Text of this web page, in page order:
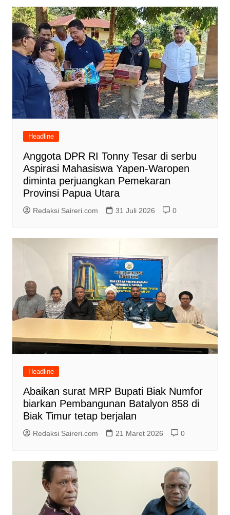
Headline
Anggota DPR RI Tonny Tesar di serbu
Aspirasi Mahasiswa Yapen-Waropen
diminta perjuangkan Pemekaran
Provinsi Papua Utara
Redaksi Saireri.com 31 Juli 2026 0
Headline
Abaikan surat MRP Bupati Biak Numfor
biarkan Pembangunan Batalyon 858 di
Biak Timur tetap berjalan
Redaksi Saireri.com 21 Maret 2026 0